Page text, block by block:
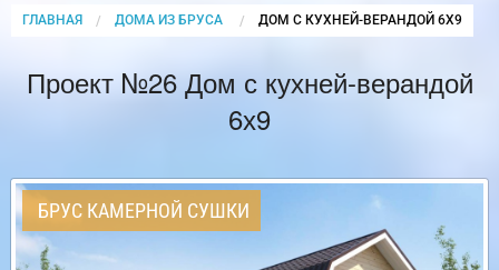
ГЛАВНАЯ ДОМА ИЗ БРУСА CURRENT:
ДОМ С КУХНЕЙ-ВЕРАНДОЙ 6Х9
Проект №26 Дом с кухней-верандой
6х9
БРУС КАМЕРНОЙ СУШКИ